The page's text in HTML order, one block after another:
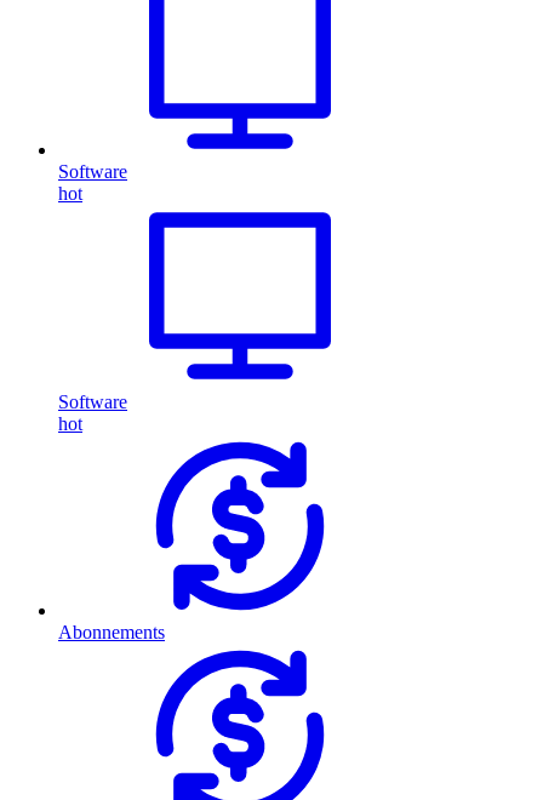
Software
hot
Software
hot
Abonnements